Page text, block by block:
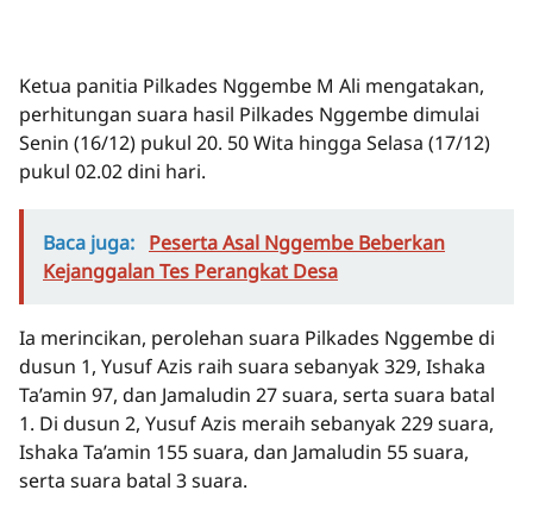
Ketua panitia Pilkades Nggembe M Ali mengatakan,
perhitungan suara hasil Pilkades Nggembe dimulai
Senin (16/12) pukul 20. 50 Wita hingga Selasa (17/12)
pukul 02.02 dini hari.
Baca juga: Peserta Asal Nggembe Beberkan
Kejanggalan Tes Perangkat Desa
Ia merincikan, perolehan suara Pilkades Nggembe di
dusun 1, Yusuf Azis raih suara sebanyak 329, Ishaka
Ta’amin 97, dan Jamaludin 27 suara, serta suara batal
1. Di dusun 2, Yusuf Azis meraih sebanyak 229 suara,
Ishaka Ta’amin 155 suara, dan Jamaludin 55 suara,
serta suara batal 3 suara.